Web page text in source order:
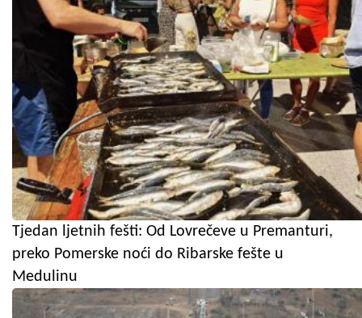
Tjedan ljetnih fešti: Od Lovrečeve u Premanturi,
preko Pomerske noći do Ribarske fešte u
Medulinu